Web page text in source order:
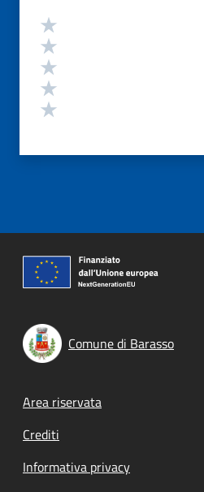
Valutazione
Comune di Barasso
Footer menu
Area riservata
Crediti
Informativa privacy